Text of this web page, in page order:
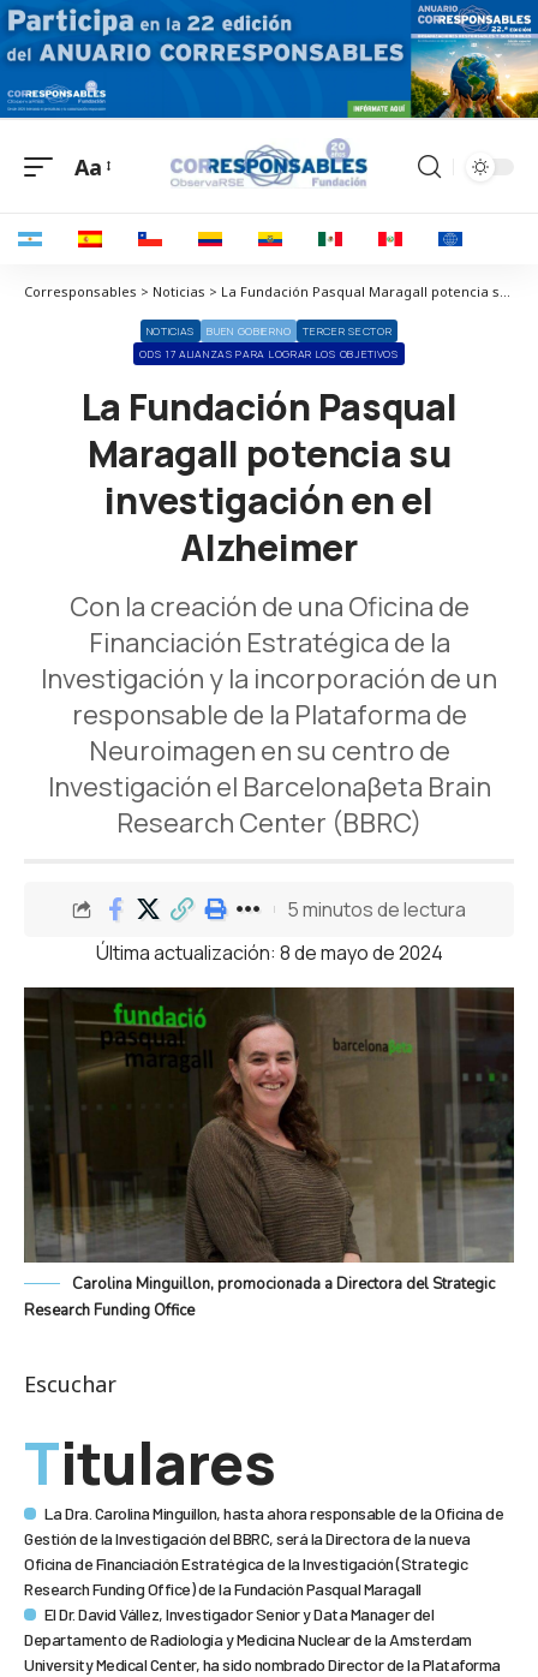
Aa
Corresponsables > Noticias > La Fundación Pasqual Maragall potencia su investigación en el Alzheimer
NOTICIAS BUEN GOBIERNO
TERCER SECTOR
ODS 17 ALIANZAS PARA LOGRAR LOS OBJETIVOS
La Fundación Pasqual
Maragall potencia su
investigación en el
Alzheimer
Con la creación de una Oficina de
Financiación Estratégica de la
Investigación y la incorporación de un
responsable de la Plataforma de
Neuroimagen en su centro de
Investigación el Barcelonaβeta Brain
Research Center (BBRC)
Última actualización: 8 de mayo de 2024
5 minutos de lectura
Carolina Minguillon, promocionada a Directora del Strategic
Research Funding Office
Escuchar
Titulares
La Dra. Carolina Minguillon, hasta ahora responsable de la Oficina de
Gestión de la Investigación del BBRC, será la Directora de la nueva
Oficina de Financiación Estratégica de la Investigación (Strategic
Research Funding Office) de la Fundación Pasqual Maragall
El Dr. David Vállez, Investigador Senior y Data Manager del
Departamento de Radiología y Medicina Nuclear de la Amsterdam
University Medical Center, ha sido nombrado Director de la Plataforma